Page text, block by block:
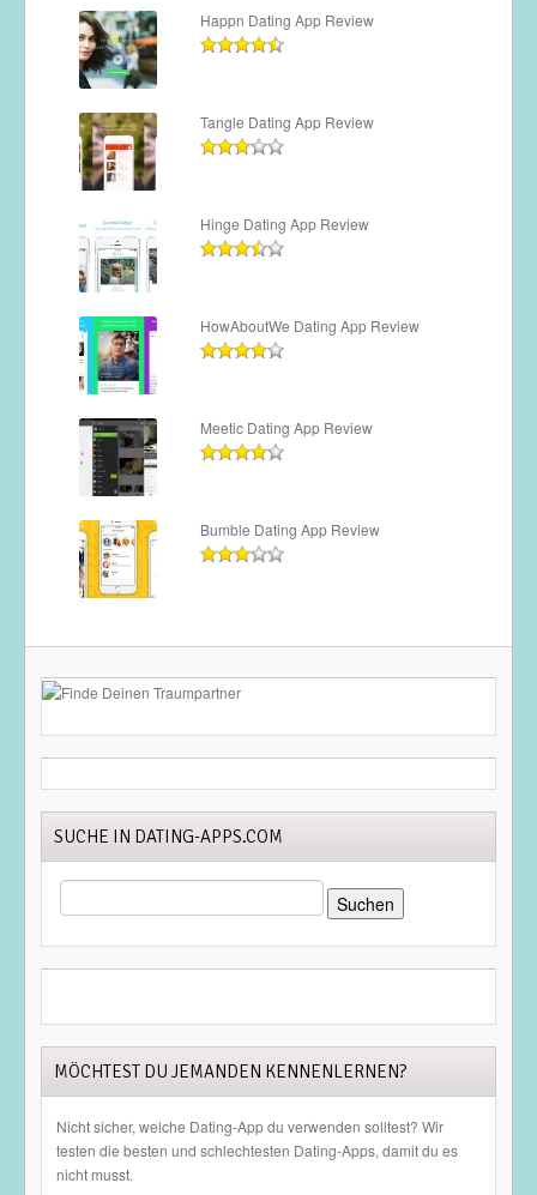
Happn Dating App Review
Tangle Dating App Review
Hinge Dating App Review
HowAboutWe Dating App Review
Meetic Dating App Review
Bumble Dating App Review
SUCHE IN DATING-APPS.COM
SUCHEN
NACH:
MÖCHTEST DU JEMANDEN KENNENLERNEN?
Nicht sicher, welche Dating-App du verwenden solltest? Wir
testen die besten und schlechtesten Dating-Apps, damit du es
nicht musst.